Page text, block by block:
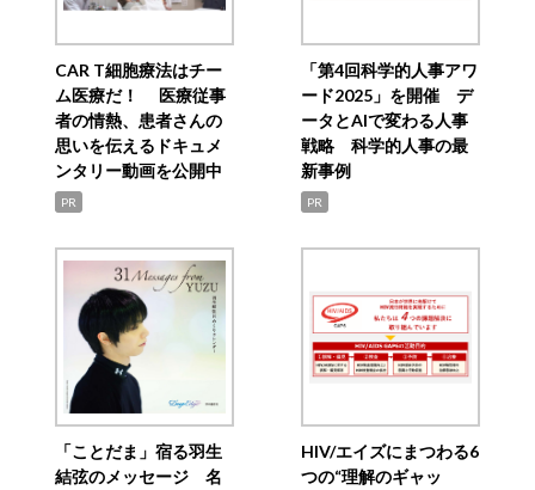
CAR T細胞療法はチー
ム医療だ！ 医療従事
者の情熱、患者さんの
思いを伝えるドキュメ
ンタリー動画を公開中
PR
「第4回科学的人事アワ
ード2025」を開催 デ
ータとAIで変わる人事
戦略 科学的人事の最
新事例
PR
「ことだま」宿る羽生
結弦のメッセージ 名
HIV/エイズにまつわる6
つの“理解のギャッ